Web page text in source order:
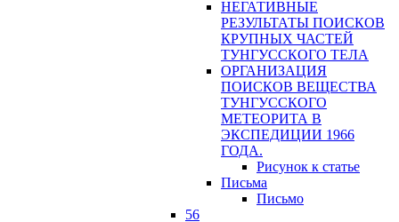
НЕГАТИВНЫЕ
РЕЗУЛЬТАТЫ ПОИСКОВ
КРУПНЫХ ЧАСТЕЙ
ТУНГУССКОГО ТЕЛА
ОРГАНИЗАЦИЯ
ПОИСКОВ ВЕЩЕСТВА
ТУНГУССКОГО
МЕТЕОРИТА В
ЭКСПЕДИЦИИ 1966
ГОДА.
Рисунок к статье
Письма
Письмо
56